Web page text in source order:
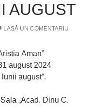
AUGUST
LASĂ UN COMENTARIU
Aman”
august 2024
august”.
„Acad. Dinu C.